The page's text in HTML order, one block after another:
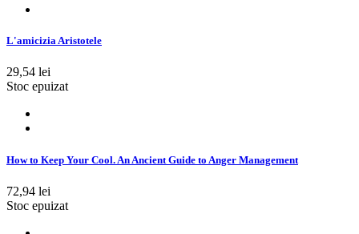
L'amicizia Aristotele
29,54 lei
Stoc epuizat
How to Keep Your Cool. An Ancient Guide to Anger Management
72,94 lei
Stoc epuizat